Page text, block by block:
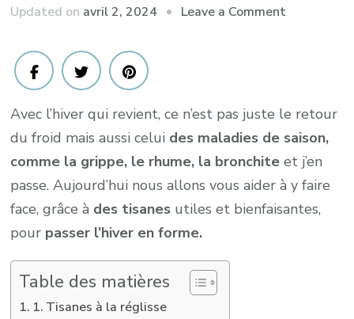
Updated on avril 2, 2024 Leave a Commenton
l’hiver
Avec l’hiver qui revient, ce n’est pas juste le retour
du froid mais aussi celui des maladies de saison,
comme la grippe, le rhume, la bronchiteet j’en
passe. Aujourd’hui nous allons vous aider à y faire
face, grâce à des tisanes utiles et bienfaisantes,
pour passer l’hiver en forme.
Table des matières
1. Tisanes à la réglisse